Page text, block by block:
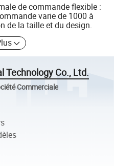
de commande flexible :
varie de 1000 à
de la taille et du design.
Technology Co., Ltd.
Commerciale